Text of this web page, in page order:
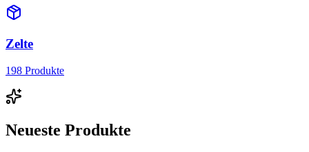
Zelte
198 Produkte
Neueste Produkte